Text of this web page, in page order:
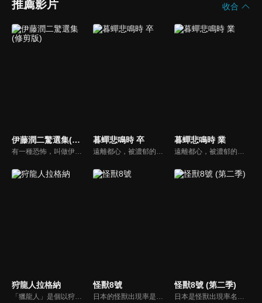
推薦影片 收合
伊藤潤二驚選集(修剪版) 暮蟬悲鳴時 卒 暮蟬悲鳴時 業
狩龍人拉格納
「獵龍人」是個以狩獵龍族換取報酬的職業。技術拙劣的獵龍人少年・拉格納與討伐龍族數無人能及的天才少女・蕾歐妮卡搭檔，每天致力於狩獵。拉格納只有一個心願──「就算無法變強也無所謂，希望能永遠待在蕾歐身邊。」然而他的想法，卻因為擁有前所未見之強大力量的「上位龍」的襲擊而化為泡影。
怪獸8號
日本的怪獸出現率是世界上屈指可數的，在這個國家，怪獸會無情地侵略日常生活。日比野卡夫卡曾經以成為防衛隊員為目標，但是現在只從事專門清理怪獸的工作。某天，卡夫卡因為某神秘生物的緣故，身體變成了怪獸，負責討伐怪獸的日本防衛隊稱之為「怪獸８號」。
怪獸8號 (第二季)
日本是怪獸出現率名列前茅的「怪獸強國」。日比野卡夫卡，32歲，任職怪獸清潔公司，做著怪物屍體清潔工的工作。他在小時候與兒時好友亞白米娜約定「一起消滅所有怪獸」，但米娜已經成為日本防衞隊第3部隊的隊長，反觀自己已經放棄加入防衞隊的夢想，過著平庸的生活。這時卡夫卡的公司來了個新人——市川雷諾，他們遇到怪獸襲擊，當卡夫卡在醫院養傷時被一隻神秘的生物侵蝕，將他的身體變成了一隻怪獸，其後被命名為「怪獸8號」。